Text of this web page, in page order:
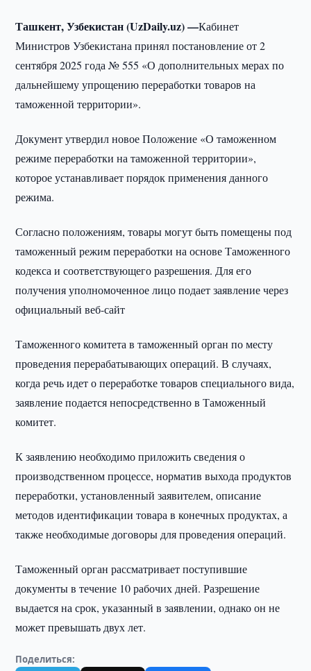
Ташкент, Узбекистан (UzDaily.uz) —Кабинет
Министров Узбекистана принял постановление от 2
сентября 2025 года № 555 «О дополнительных мерах по
дальнейшему упрощению переработки товаров на
таможенной территории».
Документ утвердил новое Положение «О таможенном
режиме переработки на таможенной территории»,
которое устанавливает порядок применения данного
режима.
Согласно положениям, товары могут быть помещены под
таможенный режим переработки на основе Таможенного
кодекса и соответствующего разрешения. Для его
получения уполномоченное лицо подает заявление через
официальный веб-сайт
Таможенного комитета в таможенный орган по месту
проведения перерабатывающих операций. В случаях,
когда речь идет о переработке товаров специального вида,
заявление подается непосредственно в Таможенный
комитет.
К заявлению необходимо приложить сведения о
производственном процессе, норматив выхода продуктов
переработки, установленный заявителем, описание
методов идентификации товара в конечных продуктах, а
также необходимые договоры для проведения операций.
Таможенный орган рассматривает поступившие
документы в течение 10 рабочих дней. Разрешение
выдается на срок, указанный в заявлении, однако он не
может превышать двух лет.
Поделиться: